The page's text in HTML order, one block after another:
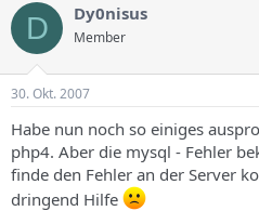
D Dy0nisus
Member
30. Okt. 2007
Habe nun noch so einiges
php4. Aber die mysql - Fehler
finde den Fehler an der Server
dringend Hilfe